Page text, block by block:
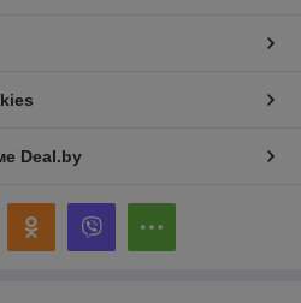
Deal.by